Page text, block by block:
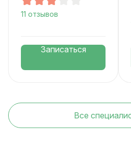
11 отзывов
Записаться
Все